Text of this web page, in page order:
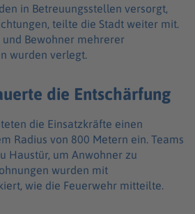
in Betreuungsstellen versorgt,
teilte die Stadt weiter mit.
Bewohner mehrerer
wurden verlegt.
die Entschärfung
die Einsatzkräfte einen
Radius von 800 Metern ein. Teams
Haustür, um Anwohner zu
wurden mit
wie die Feuerwehr mitteilte.